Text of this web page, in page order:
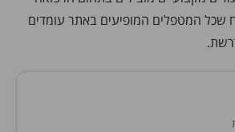
שכל המטפלים המופיעים באתר עומדים